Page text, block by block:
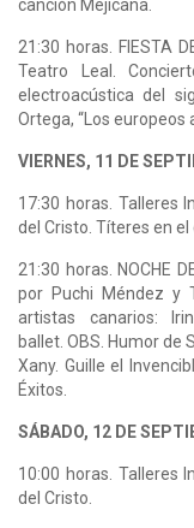
canción Mejicana.
21:30 horas. FIESTA
Teatro Leal.
electroacústica del
Ortega, “Los europeos
VIERNES, 11 DE
17:30 horas. Talleres
del Cristo. Títeres en el
21:30 horas. NOCHE
por Puchi Méndez y
artistas canarios:
ballet. OBS. Humor de
Xany. Guille el
Éxitos.
SÁBADO, 12 DE
10:00 horas. Talleres
del Cristo.